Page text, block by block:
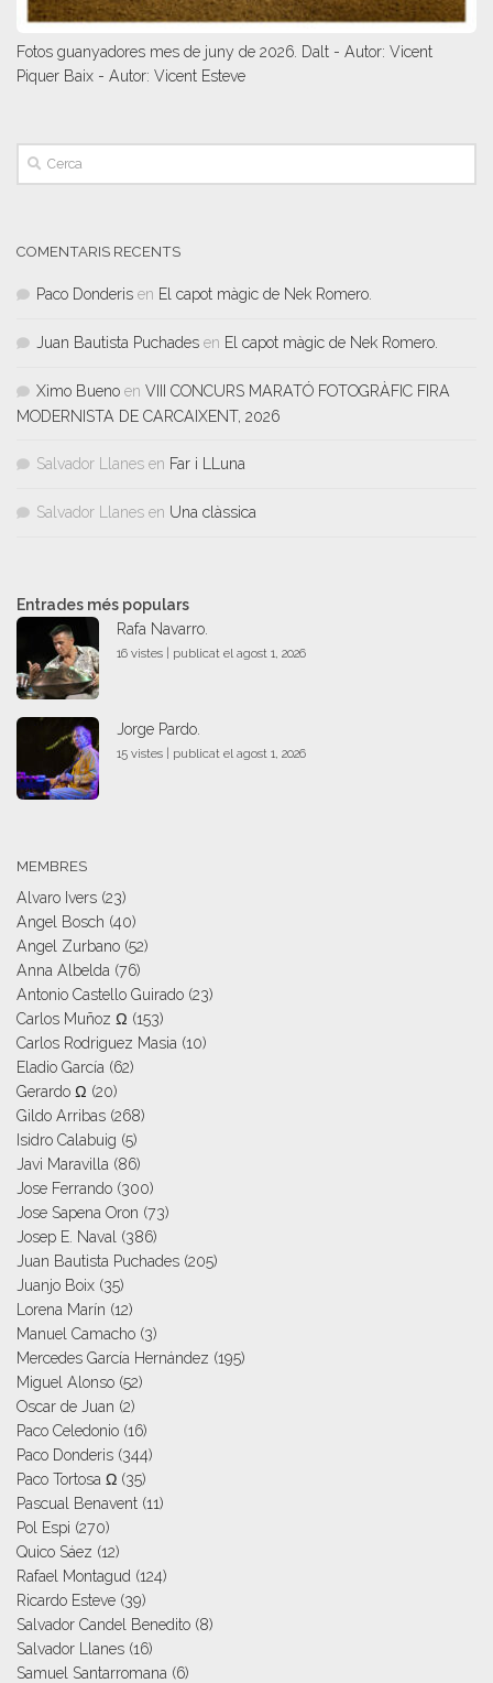
Fotos guanyadores mes de juny de 2026. Dalt - Autor: Vicent
Piquer Baix - Autor: Vicent Esteve
COMENTARIS RECENTS
Paco Donderis en El capot màgic de Nek Romero.
Juan Bautista Puchades en El capot màgic de Nek Romero.
Ximo Bueno en VIII CONCURS MARATÓ FOTOGRÀFIC FIRA
MODERNISTA DE CARCAIXENT, 2026
Salvador Llanes en Far i LLuna
Salvador Llanes en Una clàssica
Entrades més populars
Rafa Navarro.
16 vistes | publicat el agost 1, 2026
Jorge Pardo.
15 vistes | publicat el agost 1, 2026
MEMBRES
Alvaro Ivers (23)
Angel Bosch (40)
Angel Zurbano (52)
Anna Albelda (76)
Antonio Castello Guirado (23)
Carlos Muñoz Ω (153)
Carlos Rodriguez Masia (10)
Eladio García (62)
Gerardo Ω (20)
Gildo Arribas (268)
Isidro Calabuig (5)
Javi Maravilla (86)
Jose Ferrando (300)
Jose Sapena Oron (73)
Josep E. Naval
(386)
Juan Bautista Puchades (205)
Juanjo Boix (35)
Lorena Marín (12)
Manuel Camacho (3)
Mercedes García Hernández (195)
Miguel Alonso (52)
Oscar de Juan (2)
Paco Celedonio (16)
Paco Donderis (344)
Paco Tortosa Ω (35)
Pascual Benavent (11)
Pol Espi (270)
Quico Sáez (12)
Rafael Montagud (124)
Ricardo Esteve (39)
Salvador Candel Benedito (8)
Salvador Llanes (16)
Samuel Santarromana (6)